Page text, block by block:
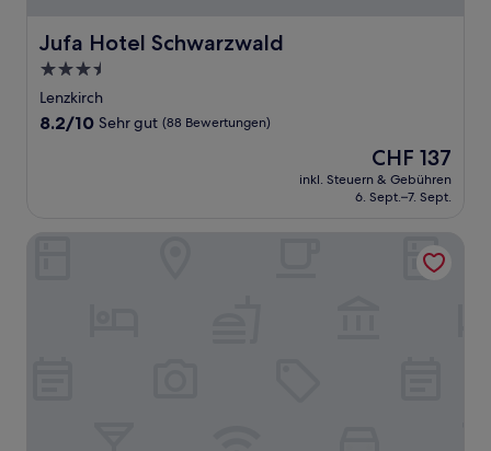
Jufa Hotel Schwarzwald
Jufa Hotel Schwarzwald
3.5-
Sterne-
Unterkunft
Lenzkirch
8.2
Bewertungen)
8.2/10 Sehr gut (88 Bewertungen)
Der
Preis
beträgt
CHF 137
inkl. Steuern & Gebühren
6. Sept.–7. Sept.